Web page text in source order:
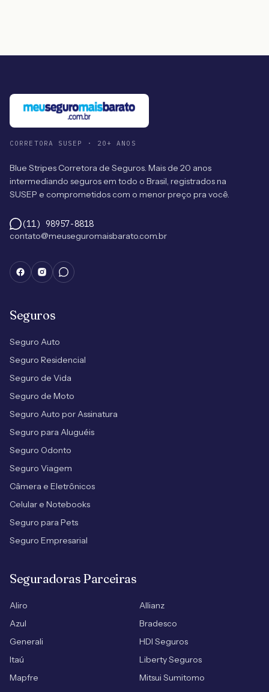
CORRETORA SUSEP · 20+ ANOS
Blue Stripes Corretora de Seguros. Mais de 20 anos
intermediando seguros em todo o Brasil, registrados na
SUSEP e comprometidos com o menor preço pra você.
(11) 98957-8818
contato@meuseguromaisbarato.com.br
Seguros
Seguro Auto
Seguro Residencial
Seguro de Vida
Seguro de Moto
Seguro Auto por Assinatura
Seguro para Aluguéis
Seguro Odonto
Seguro Viagem
Câmera e Eletrônicos
Celular e Notebooks
Seguro para Pets
Seguro Empresarial
Seguradoras Parceiras
Aliro
Allianz
Azul
Bradesco
Generali
HDI Seguros
Itaú
Liberty Seguros
Mapfre
Mitsui Sumitomo